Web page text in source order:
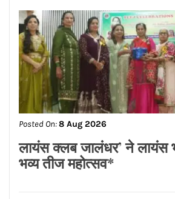
Posted On:8 Aug 2026
ਨਿਤਿਨ ਕੋਹਲੀ ਨੇ ਪੁਲਿਸ
ਰੁਪਏ ਦੇ ਸੜਕ ਨਿਰਮਾਣ
ਉਦਘਾਟਨ ਕੀਤਾ